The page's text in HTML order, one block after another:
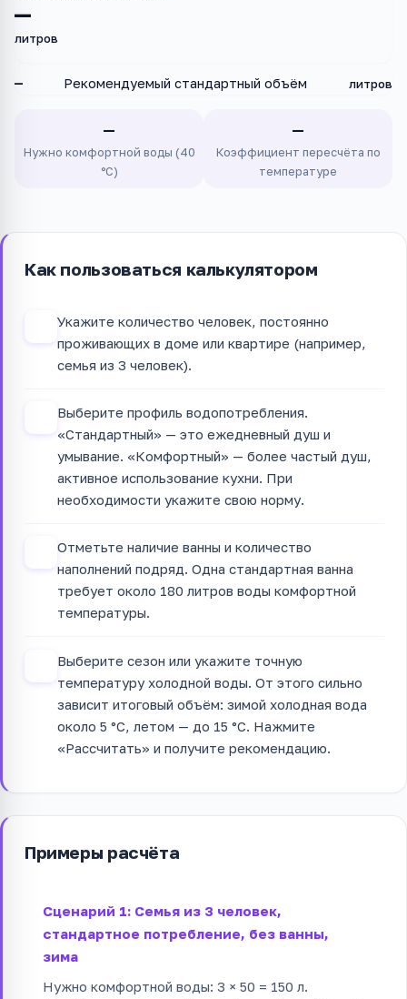
—
литров
— Рекомендуемый стандартный объём литров
—
Нужно комфортной воды (40
°C)
—
Коэффициент пересчёта по
температуре
Как пользоваться калькулятором
Укажите количество человек, постоянно
проживающих в доме или квартире (например,
семья из 3 человек).
Выберите профиль водопотребления.
«Стандартный» — это ежедневный душ и
умывание. «Комфортный» — более частый душ,
активное использование кухни. При
необходимости укажите свою норму.
Отметьте наличие ванны и количество
наполнений подряд. Одна стандартная ванна
требует около 180 литров воды комфортной
температуры.
Выберите сезон или укажите точную
температуру холодной воды. От этого сильно
зависит итоговый объём: зимой холодная вода
около 5 °C, летом — до 15 °C. Нажмите
«Рассчитать» и получите рекомендацию.
Примеры расчёта
Сценарий 1: Семья из 3 человек,
стандартное потребление, без ванны,
зима
Нужно комфортной воды: 3 × 50 = 150 л.